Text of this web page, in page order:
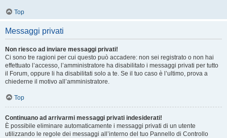
Top
Messaggi privati
Non riesco ad inviare messaggi privati!
Ci sono tre ragioni per cui questo può accadere: non sei registrato o non hai
effettuato l’accesso, l’amministratore ha disabilitato i messaggi privati per tutto
il Forum, oppure li ha disabilitati solo a te. Se il tuo caso è l’ultimo, prova a
chiederne il motivo all’amministratore.
Top
Continuano ad arrivarmi messaggi privati indesiderati!
È possibile eliminare automaticamente i messaggi privati ​​di un utente
utilizzando le regole dei messaggi all’interno del tuo Pannello di Controllo